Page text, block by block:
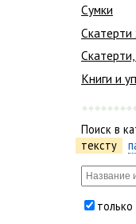
Сумки
Скатерти
Книги и
Поиск в
тексту